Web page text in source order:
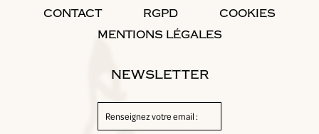
CONTACT
RGPD
COOKIES
MENTIONS LÉGALES
NEWSLETTER